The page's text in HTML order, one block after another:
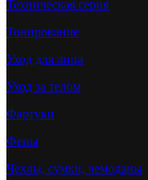
Техническая серия
Тонирование
Уход для лица
Уход за телом
Фартуки
Фены
Чехлы, сумки, чемоданы